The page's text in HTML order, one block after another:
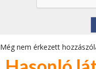
Még nem érkezett